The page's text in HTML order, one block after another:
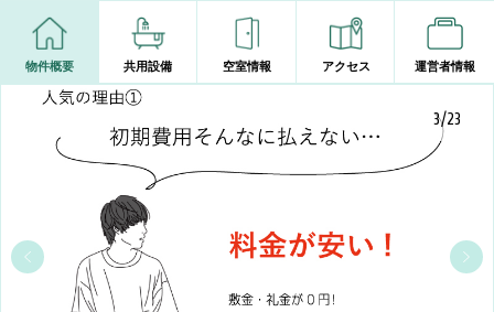
物件概要 共用設備 空室情報 アクセス 運営者情報
3/23